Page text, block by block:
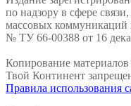
по надзору в сфере
массовых
№ ТУ 66-00388 от 16
Копирование материалов
Твой Континент
Правила использования